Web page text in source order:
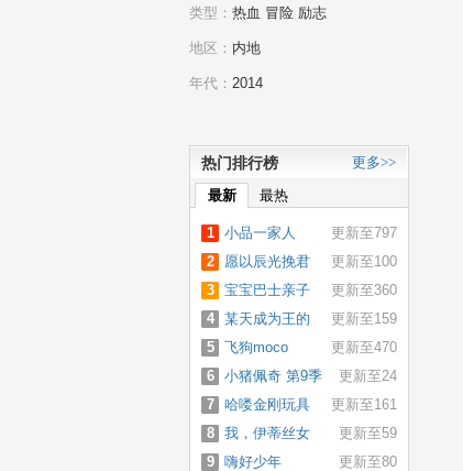
类型： 热血 冒险 励志
地区： 内地
年代： 2014
热门排行榜
更多>>
最新
最热
1 小品一家人
更新至797
2
愿以辰光挽君
心
更新至100
3
宝宝巴士亲子
游戏
更新至360
4
某天成为王的
女儿
更新至159
5
飞狗moco
更新至470
6
小猪佩奇 第9季
更新至24
7
哈喽金刚玩具
大战
更新至161
8
我，伊蒂丝女
皇
更新至59
9
嗨好少年
更新至80